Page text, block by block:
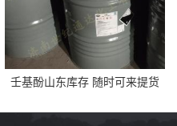
壬基酚山东库存 随时可来提货